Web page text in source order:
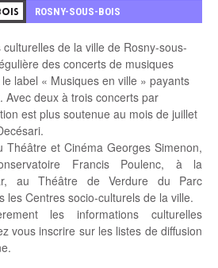
ROSNY-SOUS-BOIS
de la ville de Rosny-sous-
des concerts de musiques
label « Musiques en ville » payants
Avec deux à trois concerts par
est plus soutenue au mois de juillet
Théâtre et Cinéma Georges Simenon,
Francis Poulenc, à la
au Théâtre de Verdure du Parc
les Centres socio-culturels de la ville.
les informations culturelles
vous inscrire sur les listes de diffusion